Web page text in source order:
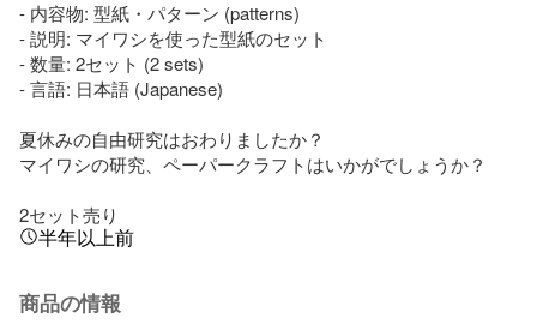
- 内容物: 型紙・パターン (patterns)
- 説明: マイワシを使った型紙のセット
- 数量: 2セット (2 sets)
- 言語: 日本語 (Japanese)
夏休みの自由研究はおわりましたか？
マイワシの研究、ペーパークラフトはいかがでしょうか？
2セット売り
半年以上前
商品の情報